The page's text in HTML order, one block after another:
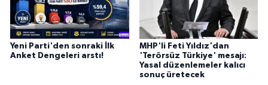
Yeni Parti'den sonraki İlk
Anket Dengeleri arstı!
MHP'li Feti Yıldız'dan
'Terörsüz Türkiye' mesajı:
Yasal düzenlemeler kalıcı
sonuç üretecek